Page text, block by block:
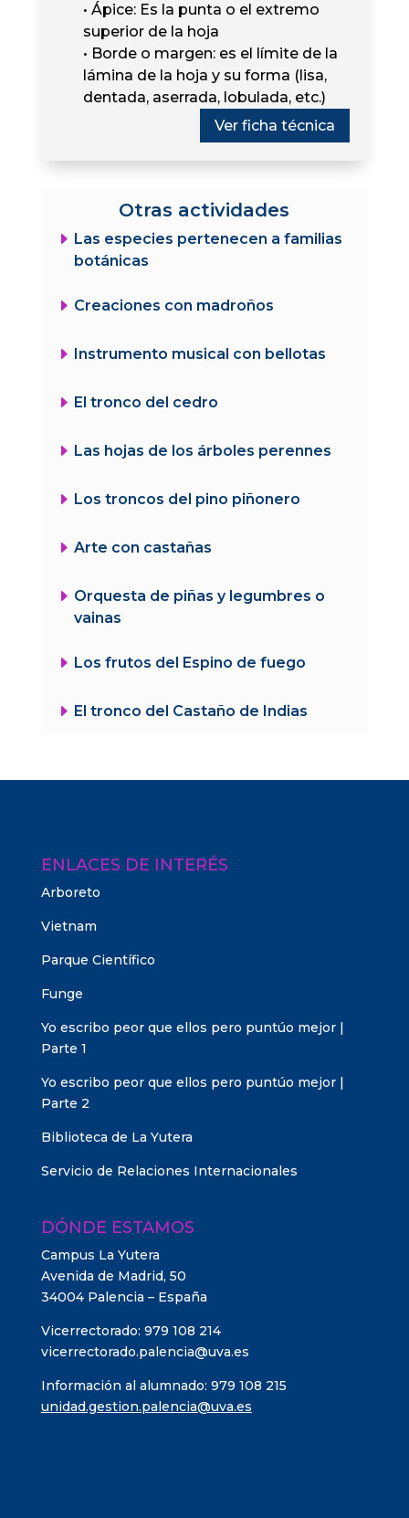
• Ápice: Es la punta o el extremo
superior de la hoja
• Borde o margen: es el límite de la
lámina de la hoja y su forma (lisa,
dentada, aserrada, lobulada, etc.)
Ver ficha técnica
Otras actividades
E Las especies pertenecen a familias
botánicas
E Creaciones con madroños
E Instrumento musical con bellotas
E El tronco del cedro
E Las hojas de los árboles perennes
E Los troncos del pino piñonero
E Arte con castañas
E Orquesta de piñas y legumbres o
vainas
E Los frutos del Espino de fuego
E El tronco del Castaño de Indias
ENLACES DE INTERÉS
Arboreto
Vietnam
Parque Científico
Funge
Yo escribo peor que ellos pero puntúo mejor |
Parte 1
Yo escribo peor que ellos pero puntúo mejor |
Parte 2
Biblioteca de La Yutera
Servicio de Relaciones Internacionales
DÓNDE ESTAMOS
Campus La Yutera
Avenida de Madrid, 50
34004 Palencia – España
Vicerrectorado: 979 108 214
vicerrectorado.palencia@uva.es
Información al alumnado: 979 108 215
unidad.gestion.palencia@uva.es